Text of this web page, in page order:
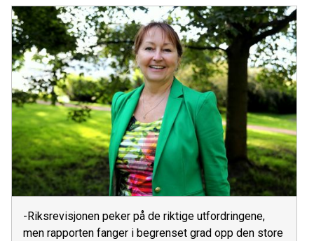
-Riksrevisjonen peker på de riktige utfordringene,
men rapporten fanger i begrenset grad opp den store